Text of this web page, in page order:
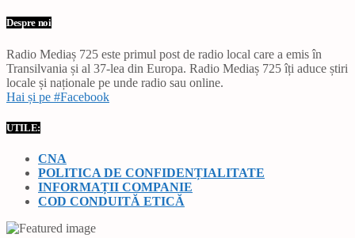
Despre noi
Radio Mediaș 725 este primul post de radio local care a emis în
Transilvania și al 37-lea din Europa. Radio Mediaș 725 îți aduce știri
locale și naționale pe unde radio sau online.
Hai și pe #Facebook
UTILE:
CNA
POLITICA DE CONFIDENȚIALITATE
INFORMAȚII COMPANIE
COD CONDUITĂ ETICĂ